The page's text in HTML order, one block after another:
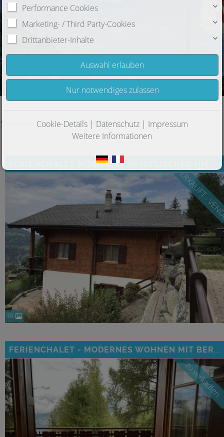
Sortieren nach -- bitte wählen --
16
VERKAUFT -
FERIENCHALET - MODERNES WOHNEN MIT BERGBLICK UND WOHLFÜHLAMBIENTE
zu verkaufen
Performance Cookies
Marketing- / Third Party-Cookies
Drittanbieter-Inhalte
Cookie-Details| Datenschutz| Impressum
Weitere Informationen